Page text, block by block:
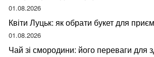
01.08.2026
Квіти Луцьк: як обрати букет для
01.08.2026
Чай зі смородини: його переваги для